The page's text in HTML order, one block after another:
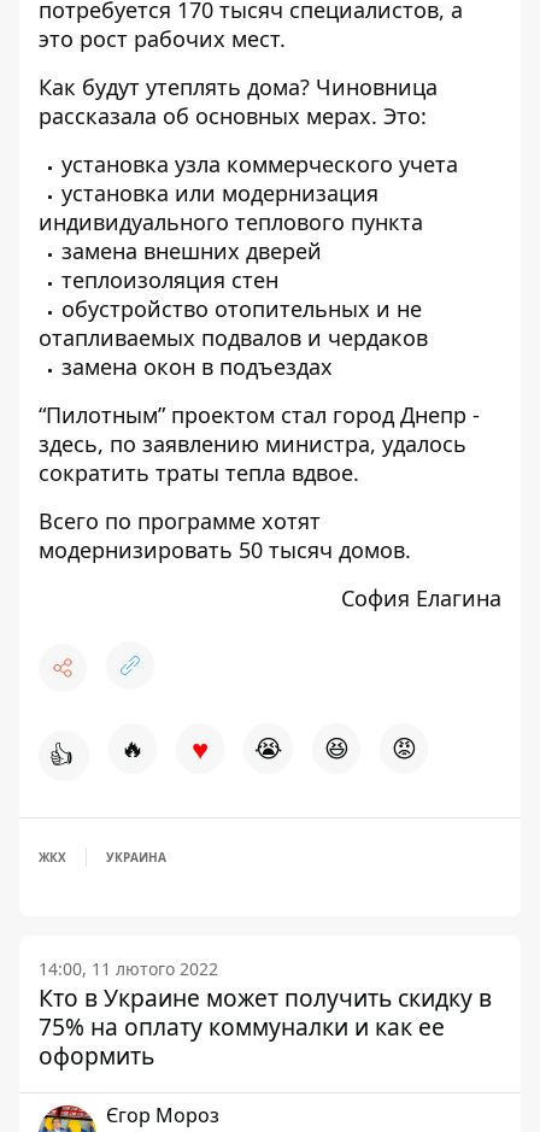
потребуется 170 тысяч специалистов, а
это рост рабочих мест.
Как будут утеплять дома? Чиновница
рассказала об основных мерах. Это:
установка узла коммерческого учета
установка или модернизация
индивидуального теплового пункта
замена внешних дверей
теплоизоляция стен
обустройство отопительных и не
отапливаемых подвалов и чердаков
замена окон в подъездах
“Пилотным” проектом стал город Днепр -
здесь, по заявлению министра, удалось
сократить траты тепла вдвое.
Всего по программе хотят
модернизировать 50 тысяч домов.
София Елагина
👍 🔥 ♥ 😭 😆 😡
ЖКХ УКРАИНА
14:00, 11 лютого 2022
Кто в Украине может получить скидку в
75% на оплату коммуналки и как ее
оформить
Єгор Мороз